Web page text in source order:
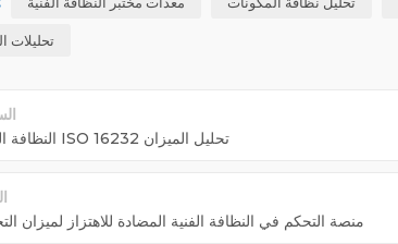
تحليلات
النظافة الفنية ISO 16232 تحليل الميزان
منصة التحكم في النظافة الفنية المضادة للاهتزاز لميزان